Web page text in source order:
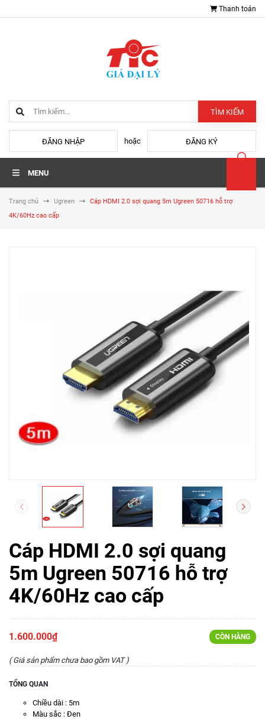
Thanh toán
TÌM KIẾM
ĐĂNG NHẬP hoặc ĐĂNG KÝ
MENU
Trang chủ Ugreen
Cáp HDMI 2.0 sợi quang 5m Ugreen 50716 hỗ trợ
4K/60Hz cao cấp
Cáp HDMI 2.0 sợi quang
5m Ugreen 50716 hỗ trợ
4K/60Hz cao cấp
1.600.000₫ CÒN HÀNG
( Giá sản phẩm chưa bao gồm VAT )
TỔNG QUAN
Chiều dài : 5m
Màu sắc : Đen